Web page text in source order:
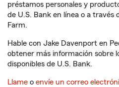
préstamos personales y
de U.S. Bank en línea o a través
Farm.
Hable con Jake Davenport en
obtener más información sobre
disponibles de U.S. Bank.
Llame o envíe un correo